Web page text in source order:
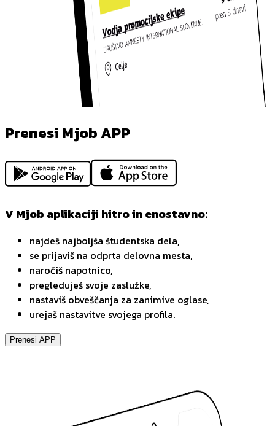
Prenesi Mjob APP
V Mjob aplikaciji hitro in enostavno:
najdeš najboljša študentska dela,
se prijaviš na odprta delovna mesta,
naročiš napotnico,
pregleduješ svoje zaslužke,
nastaviš obveščanja za zanimive oglase,
urejaš nastavitve svojega profila.
Prenesi APP